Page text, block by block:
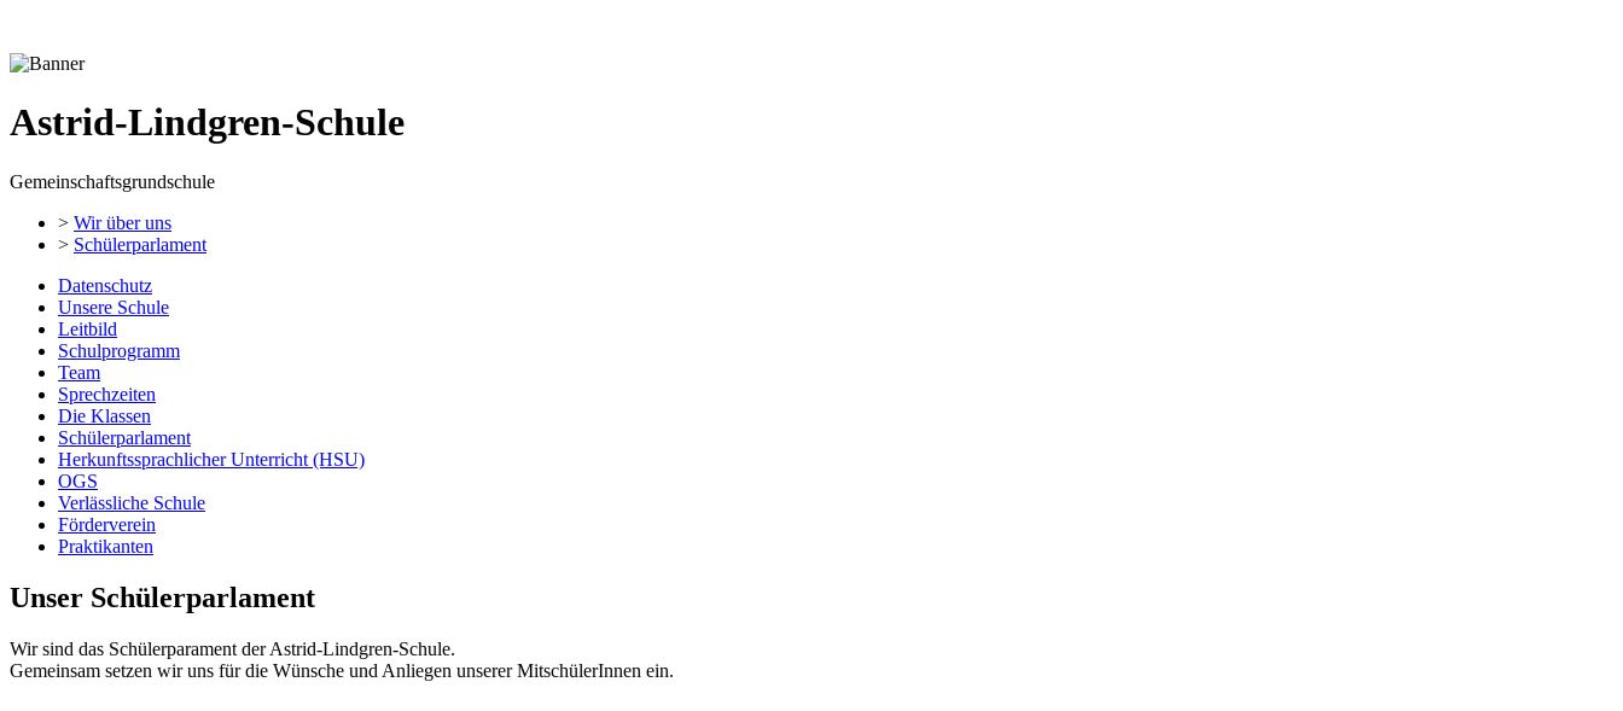
Astrid-Lindgren-Schule
Gemeinschaftsgrundschule
> Wir über uns
> Schülerparlament
Datenschutz
Unsere Schule
Leitbild
Schulprogramm
Team
Sprechzeiten
Die Klassen
Schülerparlament
Herkunftssprachlicher Unterricht (HSU)
OGS
Verlässliche Schule
Förderverein
Praktikanten
Unser Schülerparlament
Wir sind das Schülerparament der Astrid-Lindgren-Schule.
Gemeinsam setzen wir uns für die Wünsche und Anliegen unserer MitschülerInnen ein.